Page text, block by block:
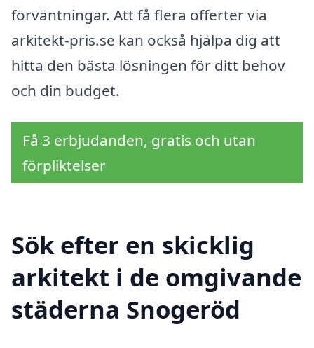
förväntningar. Att få flera offerter via
arkitekt-pris.se kan också hjälpa dig att
hitta den bästa lösningen för ditt behov
och din budget.
Få 3 erbjudanden, gratis och utan
förpliktelser
Sök efter en skicklig
arkitekt i de omgivande
städerna Snogeröd